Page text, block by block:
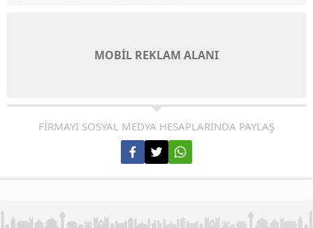
MOBİL REKLAM ALANI
FİRMAYI SOSYAL MEDYA HESAPLARINDA PAYLAŞ